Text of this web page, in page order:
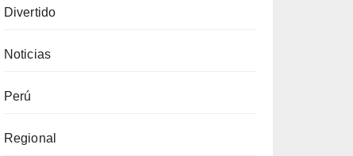
Divertido
Noticias
Perú
Regional